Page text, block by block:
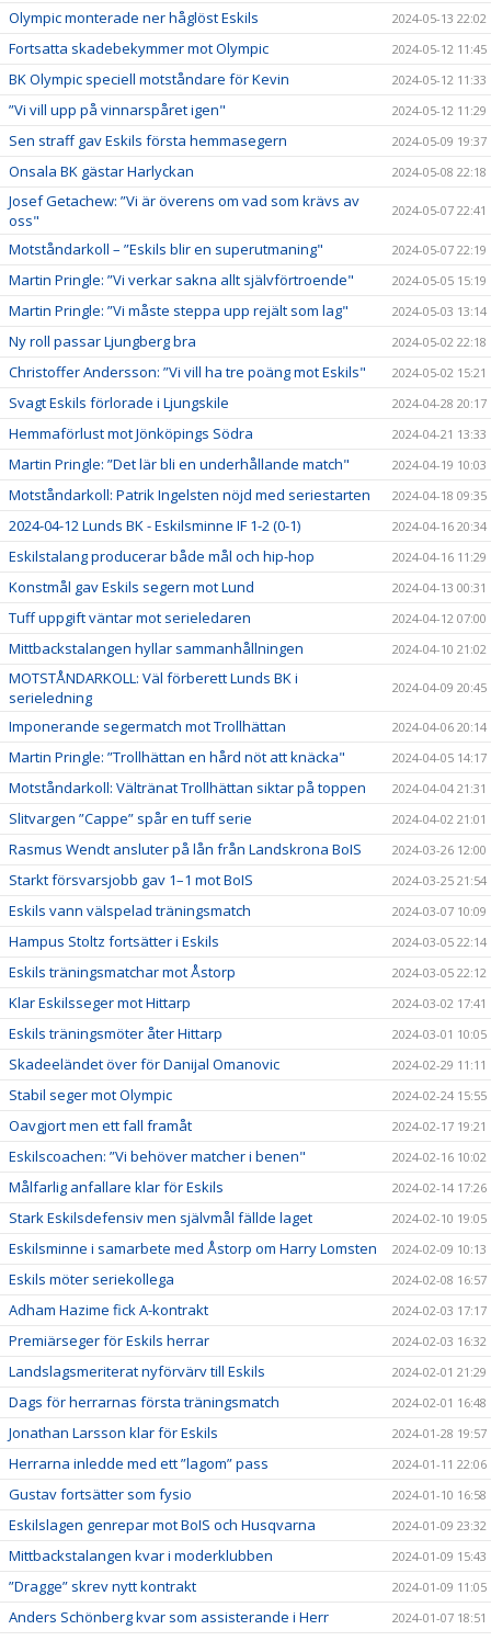
Olympic monterade ner håglöst Eskils 2024-05-13 22:02
Fortsatta skadebekymmer mot Olympic 2024-05-12 11:45
BK Olympic speciell motståndare för Kevin 2024-05-12 11:33
”Vi vill upp på vinnarspåret igen" 2024-05-12 11:29
Sen straff gav Eskils första hemmasegern 2024-05-09 19:37
Onsala BK gästar Harlyckan 2024-05-08 22:18
Josef Getachew: ”Vi är överens om vad som krävs av
oss"
2024-05-07 22:41
Motståndarkoll – ”Eskils blir en superutmaning" 2024-05-07 22:19
Martin Pringle: ”Vi verkar sakna allt självförtroende" 2024-05-05 15:19
Martin Pringle: ”Vi måste steppa upp rejält som lag" 2024-05-03 13:14
Ny roll passar Ljungberg bra 2024-05-02 22:18
Christoffer Andersson: ”Vi vill ha tre poäng mot Eskils" 2024-05-02 15:21
Svagt Eskils förlorade i Ljungskile 2024-04-28 20:17
Hemmaförlust mot Jönköpings Södra 2024-04-21 13:33
Martin Pringle: ”Det lär bli en underhållande match" 2024-04-19 10:03
Motståndarkoll: Patrik Ingelsten nöjd med seriestarten 2024-04-18 09:35
2024-04-12 Lunds BK - Eskilsminne IF 1-2 (0-1) 2024-04-16 20:34
Eskilstalang producerar både mål och hip-hop 2024-04-16 11:29
Konstmål gav Eskils segern mot Lund 2024-04-13 00:31
Tuff uppgift väntar mot serieledaren 2024-04-12 07:00
Mittbackstalangen hyllar sammanhållningen 2024-04-10 21:02
MOTSTÅNDARKOLL: Väl förberett Lunds BK i
serieledning
2024-04-09 20:45
Imponerande segermatch mot Trollhättan 2024-04-06 20:14
Martin Pringle: ”Trollhättan en hård nöt att knäcka" 2024-04-05 14:17
Motståndarkoll: Vältränat Trollhättan siktar på toppen 2024-04-04 21:31
Slitvargen ”Cappe” spår en tuff serie 2024-04-02 21:01
Rasmus Wendt ansluter på lån från Landskrona BoIS 2024-03-26 12:00
Starkt försvarsjobb gav 1–1 mot BoIS 2024-03-25 21:54
Eskils vann välspelad träningsmatch 2024-03-07 10:09
Hampus Stoltz fortsätter i Eskils 2024-03-05 22:14
Eskils träningsmatchar mot Åstorp 2024-03-05 22:12
Klar Eskilsseger mot Hittarp 2024-03-02 17:41
Eskils träningsmöter åter Hittarp 2024-03-01 10:05
Skadeeländet över för Danijal Omanovic 2024-02-29 11:11
Stabil seger mot Olympic 2024-02-24 15:55
Oavgjort men ett fall framåt 2024-02-17 19:21
Eskilscoachen: ”Vi behöver matcher i benen" 2024-02-16 10:02
Målfarlig anfallare klar för Eskils 2024-02-14 17:26
Stark Eskilsdefensiv men självmål fällde laget 2024-02-10 19:05
Eskilsminne i samarbete med Åstorp om Harry Lomsten 2024-02-09 10:13
Eskils möter seriekollega 2024-02-08 16:57
Adham Hazime fick A-kontrakt 2024-02-03 17:17
Premiärseger för Eskils herrar 2024-02-03 16:32
Landslagsmeriterat nyförvärv till Eskils 2024-02-01 21:29
Dags för herrarnas första träningsmatch 2024-02-01 16:48
Jonathan Larsson klar för Eskils 2024-01-28 19:57
Herrarna inledde med ett ”lagom” pass 2024-01-11 22:06
Gustav fortsätter som fysio 2024-01-10 16:58
Eskilslagen genrepar mot BoIS och Husqvarna 2024-01-09 23:32
Mittbackstalangen kvar i moderklubben 2024-01-09 15:43
”Dragge” skrev nytt kontrakt 2024-01-09 11:05
Anders Schönberg kvar som assisterande i Herr 2024-01-07 18:51